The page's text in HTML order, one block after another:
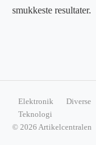
smukkeste resultater.
Elektronik Diverse
Teknologi
© 2026 Artikelcentralen